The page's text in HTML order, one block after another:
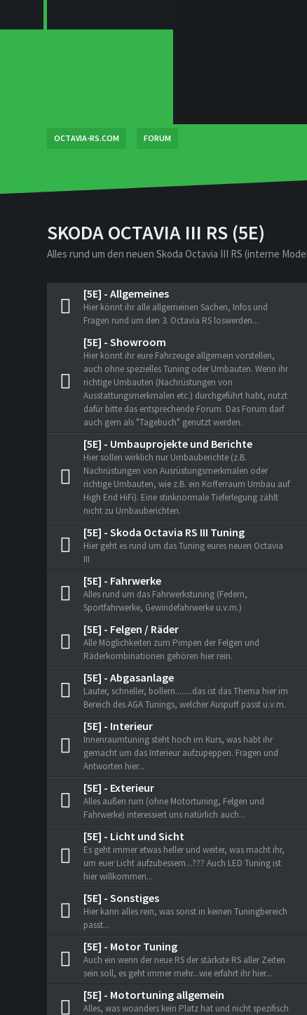
OCTAVIA-RS.COM FORUM
SKODA OCTAVIA III RS (5E)
Alles rund um den neuen Skoda Octavia III RS (interne
[5E] - Allgemeines
Hier könnt ihr alle allgemeinen Sachen, Infos und
Fragen rund um den 3. Octavia RS loswerden...
[5E] - Showroom
Hier könnt ihr eure Fahrzeuge allgemein vorstellen,
auch ohne spezielles Tuning oder Umbauten. Wenn ihr
richtige Umbauten (Nachrüstungen von
Ausstattungsmerkmalen etc.) durchgeführt habt, nutzt
dafür bitte das entsprechende Forum. Das Forum darf
auch gern als "Tagebuch" genutzt werden.
[5E] - Umbauprojekte und Berichte
Hier sollen wirklich nur Umbauberichte (z.B.
Nachrüstungen von Ausrüstungsmerkmalen oder
richtige Umbauten, wie z.B. ein Kofferraum Umbau auf
High End HiFi). Eine stinknormale Tieferlegung zählt
nicht zu Umbauberichten.
[5E] - Skoda Octavia RS III Tuning
Hier geht es rund um das Tuning eures neuen Octavia
III
[5E] - Fahrwerke
Alles rund um das Fahrwerkstuning (Federn,
Sportfahrwerke, Gewindefahrwerke u.v.m.)
[5E] - Felgen / Räder
Alle Möglichkeiten zum Pimpen der Felgen und
Räderkombinationen gehören hier rein.
[5E] - Abgasanlage
Lauter, schneller, bollern........das ist das Thema hier im
Bereich des AGA Tunings, welcher Auspuff passt u.v.m.
[5E] - Interieur
Innenraumtuning steht hoch im Kurs, was habt ihr
gemacht um das Interieur aufzupeppen. Fragen und
Antworten hier...
[5E] - Exterieur
Alles außen rum (ohne Motortuning, Felgen und
Fahrwerke) interessiert uns natürlich auch...
[5E] - Licht und Sicht
Es geht immer etwas heller und weiter, was macht ihr,
um euer Licht aufzubessern...??? Auch LED Tuning ist
hier willkommen...
[5E] - Sonstiges
Hier kann alles rein, was sonst in keinen Tuningbereich
passt...
[5E] - Motor Tuning
Auch ein wenn der neue RS der stärkste RS aller Zeiten
sein soll, es geht immer mehr...wie erfahrt ihr hier...
[5E] - Motortuning allgemein
Alles, was woanders kein Platz hat und nicht spezifisch